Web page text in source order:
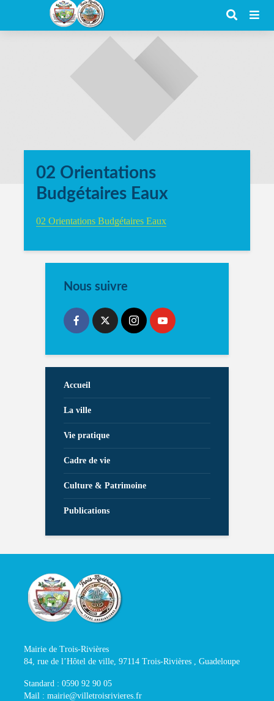
02 Orientations
Budgétaires Eaux
02 Orientations Budgétaires Eaux
Nous suivre
Accueil
La ville
Vie pratique
Cadre de vie
Culture & Patrimoine
Publications
Mairie de Trois-Rivières
84, rue de l’Hôtel de ville, 97114 Trois-Rivières , Guadeloupe
Standard : 0590 92 90 05
Mail : mairie@villetroisrivieres.fr